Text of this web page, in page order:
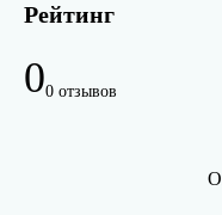
Рейтинг
00 отзывов